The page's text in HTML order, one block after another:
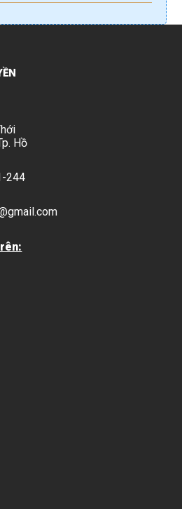
Hồ
244